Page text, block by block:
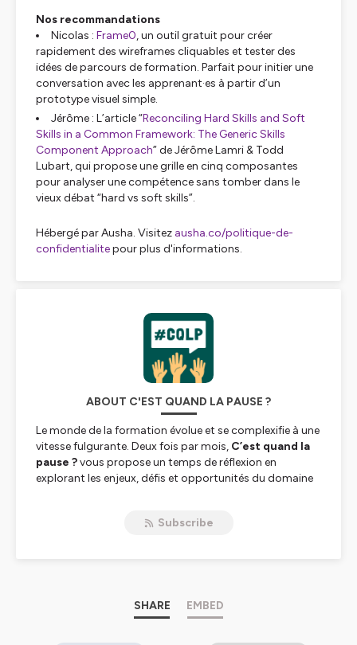
Nos recommandations
Nicolas : Frame0, un outil gratuit pour créer
rapidement des wireframes cliquables et tester des
idées de parcours de formation. Parfait pour initier une
conversation avec les apprenant·es à partir d’un
prototype visuel simple.
Jérôme : L’article “Reconciling Hard Skills and Soft
Skills in a Common Framework: The Generic Skills
Component Approach” de Jérôme Lamri & Todd
Lubart, qui propose une grille en cinq composantes
pour analyser une compétence sans tomber dans le
vieux débat “hard vs soft skills”.
Hébergé par Ausha. Visitez ausha.co/politique-de-
confidentialitepour plus d'informations.
ABOUT C'EST QUAND LA PAUSE ?
Le monde de la formation évolue et se complexifie à une
vitesse fulgurante. Deux fois par mois, C’est quand la
pause ?vous propose un temps de réflexion en
explorant les enjeux, défis et opportunités du domaine
partagent leurs explorations et évolutions personnelles
dans le monde de la formation.
Une exploration :
À tour de rôle, Jérôme, Lionel &
Subscribe
SHARE EMBED